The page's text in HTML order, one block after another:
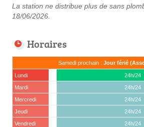
La station ne distribue plus de sans
18/06/2026.
Horaires
Samedi prochain : Jour férié
Lundi
24h/24
Mardi
24h/24
Mercredi
24h/24
Jeudi
24h/24
Vendredi
24h/24